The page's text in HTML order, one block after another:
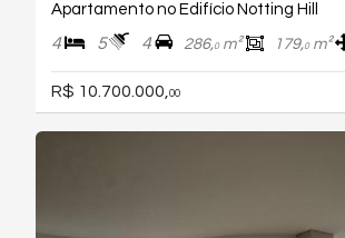
Apartamento no Edifício Notting Hill
4 5 4 286,0m² 179,0m²
R$ 10.700.000,00